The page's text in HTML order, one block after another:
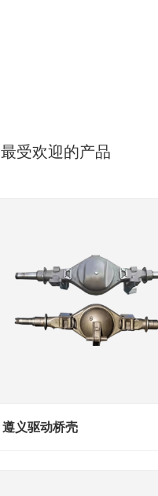
最受欢迎的产品
遵义驱动桥壳